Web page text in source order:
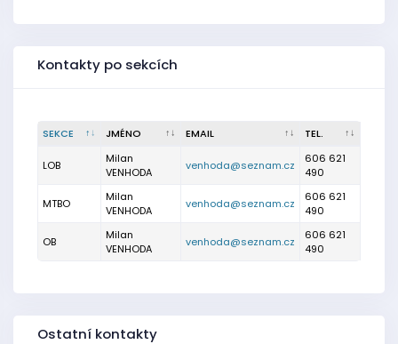
Kontakty po sekcích
SEKCE JMÉNO EMAIL TEL.
LOB
Milan
VENHODA
venhoda@seznam.cz
606 621
490
MTBO
Milan
VENHODA
venhoda@seznam.cz
606 621
490
OB
Milan
VENHODA
venhoda@seznam.cz
606 621
490
Ostatní kontakty